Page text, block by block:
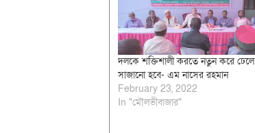
দলকে শক্তিশালী করতে নতুন করে ঢেলে
সাজানো হবে- এম নাসের রহমান
February 23, 2022
In "মৌলভীবাজার"